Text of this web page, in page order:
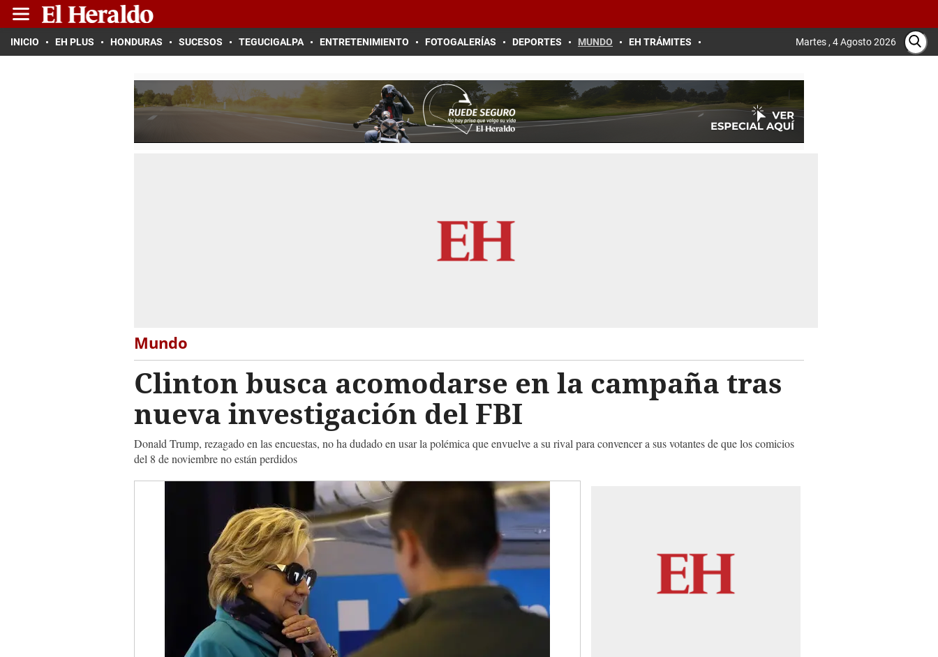
INICIO EH PLUS HONDURAS SUCESOS TEGUCIGALPA ENTRETENIMIENTO FOTOGALERÍAS DEPORTES MUNDO EH TRÁMITES Martes , 4 Agosto 2026
Mundo
Clinton busca acomodarse en la campaña tras
nueva investigación del FBI
Donald Trump, rezagado en las encuestas, no ha dudado en usar la polémica que envuelve a su rival para convencer a sus votantes de que los comicios
del 8 de noviembre no están perdidos